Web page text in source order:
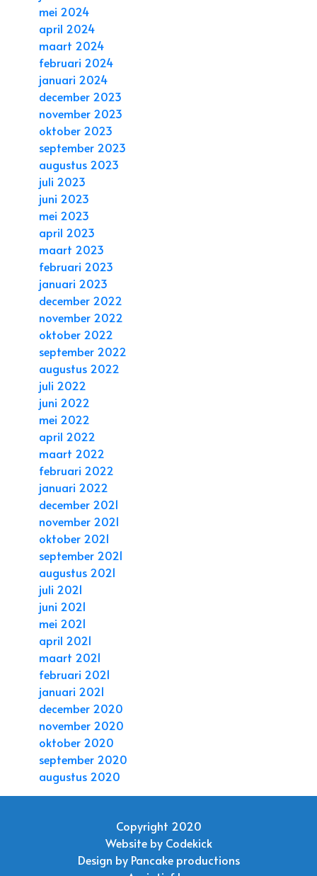
mei 2024
april 2024
maart 2024
februari 2024
januari 2024
december 2023
november 2023
oktober 2023
september 2023
augustus 2023
juli 2023
juni 2023
mei 2023
april 2023
maart 2023
februari 2023
januari 2023
december 2022
november 2022
oktober 2022
september 2022
augustus 2022
juli 2022
juni 2022
mei 2022
april 2022
maart 2022
februari 2022
januari 2022
december 2021
november 2021
oktober 2021
september 2021
augustus 2021
juli 2021
juni 2021
mei 2021
april 2021
maart 2021
februari 2021
januari 2021
december 2020
november 2020
oktober 2020
september 2020
augustus 2020
Copyright 2020
Website by Codekick
Design by Pancake productions